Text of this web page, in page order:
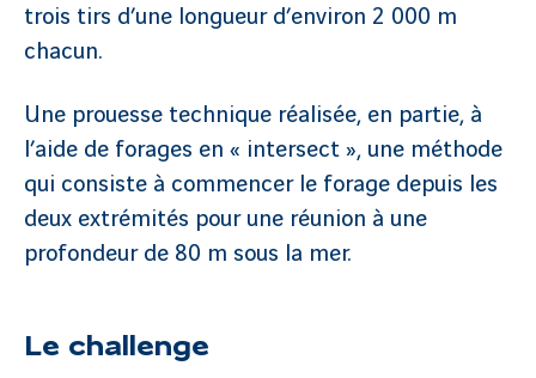
trois tirs d’une longueur d’environ 2 000 m
chacun.
Une prouesse technique réalisée, en partie, à
l’aide de forages en « intersect », une méthode
qui consiste à commencer le forage depuis les
deux extrémités pour une réunion à une
profondeur de 80 m sous la mer.
Le challenge